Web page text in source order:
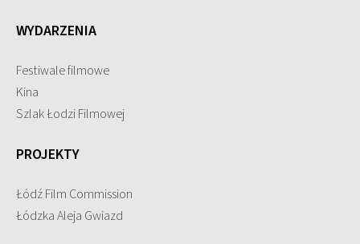
WYDARZENIA
Festiwale filmowe
Kina
Szlak Łodzi Filmowej
PROJEKTY
Łódź Film Commission
Łódzka Aleja Gwiazd